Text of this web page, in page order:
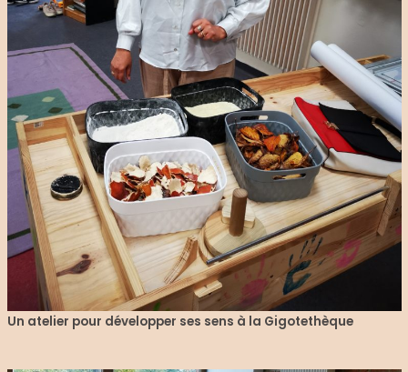
Un atelier pour développer ses sens à la Gigotethèque